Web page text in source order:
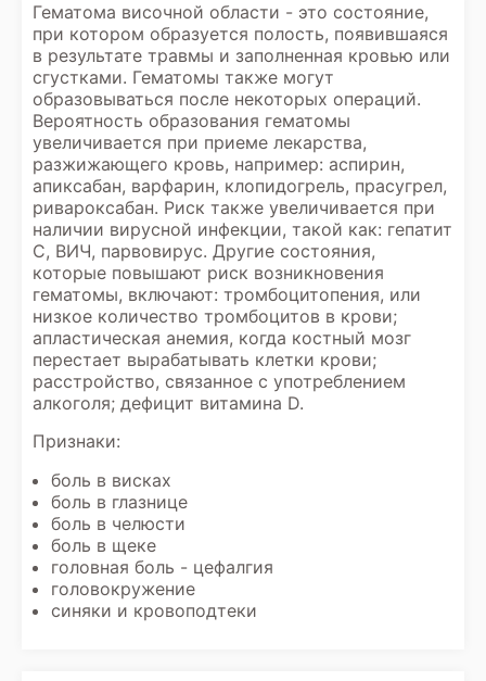
Гематома височной области - это состояние,
при котором образуется полость, появившаяся
в результате травмы и заполненная кровью или
сгустками. Гематомы также могут
образовываться после некоторых операций.
Вероятность образования гематомы
увеличивается при приеме лекарства,
разжижающего кровь, например: аспирин,
апиксабан, варфарин, клопидогрель, прасугрел,
ривароксабан. Риск также увеличивается при
наличии вирусной инфекции, такой как: гепатит
С, ВИЧ, парвовирус. Другие состояния,
которые повышают риск возникновения
гематомы, включают: тромбоцитопения, или
низкое количество тромбоцитов в крови;
апластическая анемия, когда костный мозг
перестает вырабатывать клетки крови;
расстройство, связанное с употреблением
алкоголя; дефицит витамина D.
Признаки:
боль в висках
боль в глазнице
боль в челюсти
боль в щеке
головная боль - цефалгия
головокружение
синяки и кровоподтеки